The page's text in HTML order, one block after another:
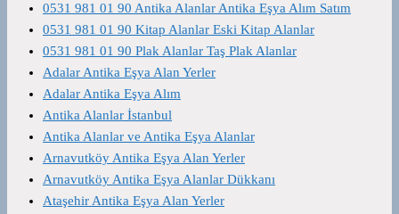
0531 981 01 90 Antika Alanlar Antika Eşya Alım Satım
0531 981 01 90 Kitap Alanlar Eski Kitap Alanlar
0531 981 01 90 Plak Alanlar Taş Plak Alanlar
Adalar Antika Eşya Alan Yerler
Adalar Antika Eşya Alım
Antika Alanlar İstanbul
Antika Alanlar ve Antika Eşya Alanlar
Arnavutköy Antika Eşya Alan Yerler
Arnavutköy Antika Eşya Alanlar Dükkanı
Ataşehir Antika Eşya Alan Yerler